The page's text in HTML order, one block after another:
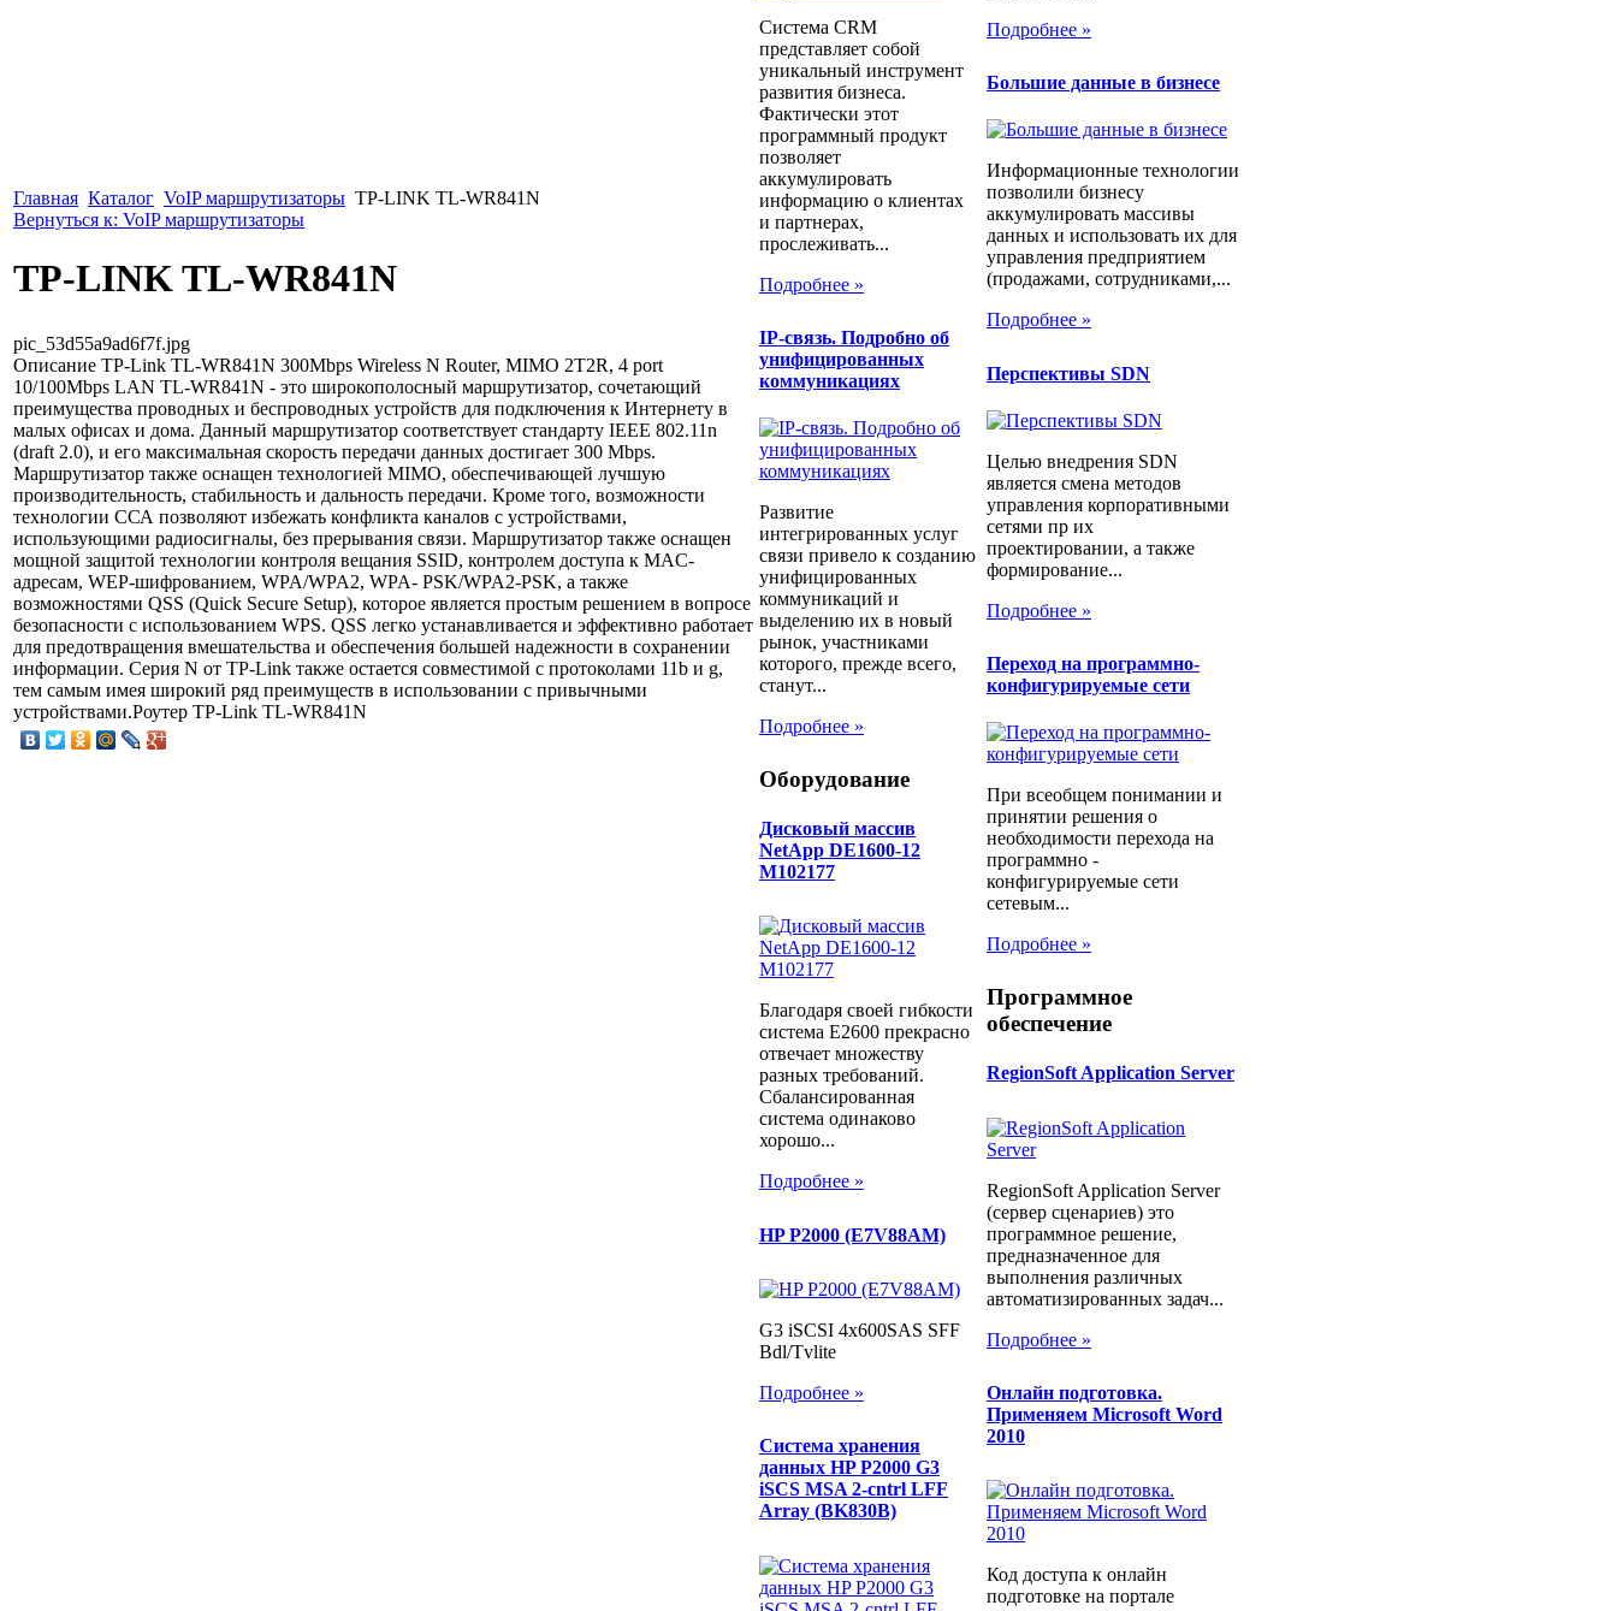
Главная Каталог VoIP маршрутизаторы TP-LINK TL-WR841N
Вернуться к: VoIP маршрутизаторы
TP-LINK TL-WR841N
pic_53d55a9ad6f7f.jpg
Описание TP-Link TL-WR841N 300Mbps Wireless N Router, MIMO 2T2R, 4 port
10/100Mbps LAN TL-WR841N - это широкополосный маршрутизатор, сочетающий
преимущества проводных и беспроводных устройств для подключения к Интернету в
малых офисах и дома. Данный маршрутизатор соответствует стандарту IEEE 802.11n
(draft 2.0), и его максимальная скорость передачи данных достигает 300 Mbps.
Маршрутизатор также оснащен технологией MIMO, обеспечивающей лучшую
производительность, стабильность и дальность передачи. Кроме того, возможности
технологии ССА позволяют избежать конфликта каналов с устройствами,
использующими радиосигналы, без прерывания связи. Маршрутизатор также оснащен
мощной защитой технологии контроля вещания SSID, контролем доступа к MAC-
адресам, WEP-шифрованием, WPA/WPA2, WPA- PSK/WPA2-PSK, а также
возможностями QSS (Quick Secure Setup), которое является простым решением в вопросе
безопасности с использованием WPS. QSS легко устанавливается и эффективно работает
для предотвращения вмешательства и обеспечения большей надежности в сохранении
информации. Серия N от TP-Link также остается совместимой с протоколами 11b и g,
тем самым имея широкий ряд преимуществ в использовании с привычными
устройствами.Роутер TP-Link TL-WR841N
Система CRM
представляет собой
уникальный инструмент
развития бизнеса.
Фактически этот
программный продукт
позволяет
аккумулировать
информацию о клиентах
и партнерах,
прослеживать...
Подробнее »
IP-связь. Подробно об
унифицированных
коммуникациях
Развитие
интегрированных услуг
связи привело к созданию
унифицированных
коммуникаций и
выделению их в новый
рынок, участниками
которого, прежде всего,
станут...
Подробнее »
Оборудование
Дисковый массив
NetApp DE1600-12
M102177
Благодаря своей гибкости
система E2600 прекрасно
отвечает множеству
разных требований.
Сбалансированная
система одинаково
хорошо...
Подробнее »
HP P2000 (E7V88AM)
G3 iSCSI 4x600SAS SFF
Bdl/Tvlite
Подробнее »
Система хранения
данных HP P2000 G3
iSCS MSA 2-cntrl LFF
Array (BK830B)
Подробнее »
Большие данные в бизнесе
Информационные технологии
позволили бизнесу
аккумулировать массивы
данных и использовать их для
управления предприятием
(продажами, сотрудниками,...
Подробнее »
Перспективы SDN
Целью внедрения SDN
является смена методов
управления корпоративными
сетями пр их
проектировании, а также
формирование...
Подробнее »
Переход на программно-
конфигурируемые сети
При всеобщем понимании и
принятии решения о
необходимости перехода на
программно -
конфигурируемые сети
сетевым...
Подробнее »
Программное
обеспечение
RegionSoft Application Server
RegionSoft Application Server
(сервер сценариев) это
программное решение,
предназначенное для
выполнения различных
автоматизированных задач...
Подробнее »
Онлайн подготовка.
Применяем Microsoft Word
2010
Код доступа к онлайн
подготовке на портале